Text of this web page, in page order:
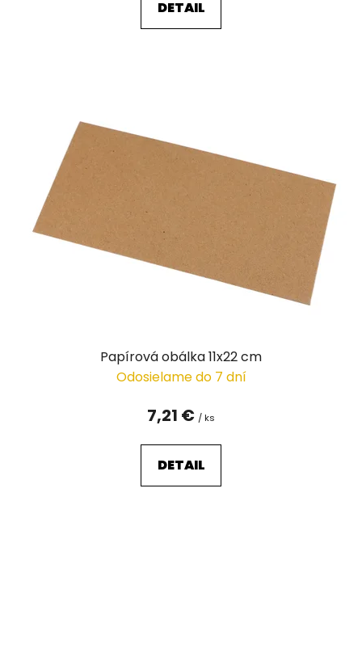
DETAIL
Papírová obálka 11x22 cm
Odosielame do 7 dní
7,21 € / ks
DETAIL